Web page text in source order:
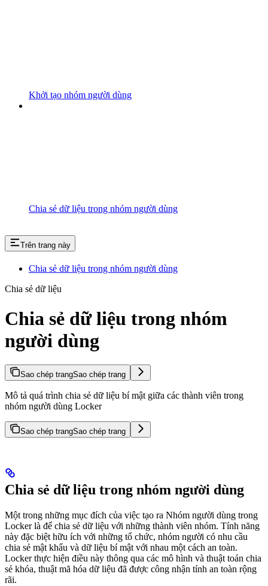
Khởi tạo nhóm người dùng
Chia sẻ dữ liệu trong nhóm người dùng
Trên trang này
Chia sẻ dữ liệu trong nhóm người dùng
Chia sẻ dữ liệu
Chia sẻ dữ liệu trong nhóm
người dùng
Sao chép trangSao chép trang
Mô tả quá trình chia sẻ dữ liệu bí mật giữa các thành viên trong
nhóm người dùng Locker
Sao chép trangSao chép trang
Chia sẻ dữ liệu trong nhóm người dùng
Một trong những mục đích của việc tạo ra Nhóm người dùng trong
Locker là để chia sẻ dữ liệu với những thành viên nhóm. Tính năng
này đặc biệt hữu ích với những tổ chức, nhóm người có nhu cầu
chia sẻ mật khẩu và dữ liệu bí mật với nhau một cách an toàn.
Locker thực hiện điều này thông qua các mô hình và thuật toán chia
sẻ khóa, thuật mã hóa dữ liệu đã được công nhận tính an toàn rộng
rãi.